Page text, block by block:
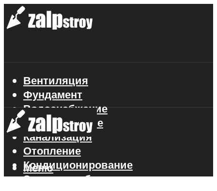
Вентиляция
Фундамент
Водоснабжение
Газоснабжение
Канализация
Отопление
Кондиционирование
Электроснабжение
Меню